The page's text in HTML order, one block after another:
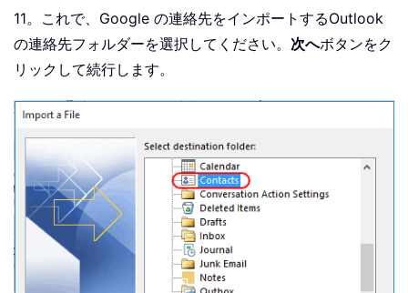
11。これで、Google の連絡先をインポートするOutlook
の連絡先フォルダーを選択してください。 次へボタンをク
リックして続行します。